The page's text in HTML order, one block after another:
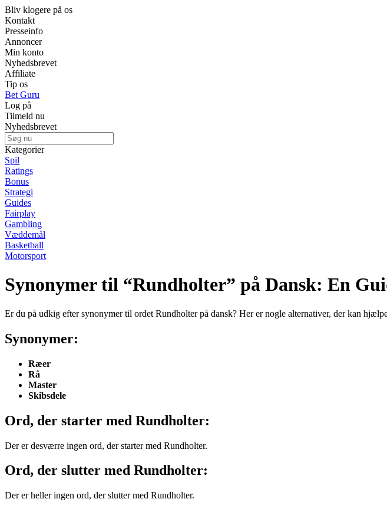
Bliv klogere på os
Kontakt
Presseinfo
Annoncer
Min konto
Nyhedsbrevet
Affiliate
Tip os
Bet Guru
Log på
Tilmeld nu
Nyhedsbrevet
Kategorier
Spil
Ratings
Bonus
Strategi
Guides
Fairplay
Gambling
Væddemål
Basketball
Motorsport
Synonymer til “Rundholter” på Dansk: En
Er du på udkig efter synonymer til ordet Rundholter på dansk? Her er nogle alternativer, der kan
Synonymer:
Ræer
Rå
Master
Skibsdele
Ord, der starter med Rundholter:
Der er desværre ingen ord, der starter med Rundholter.
Ord, der slutter med Rundholter:
Der er heller ingen ord, der slutter med Rundholter.